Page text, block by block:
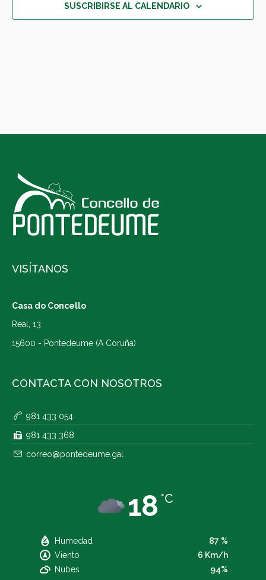
SUSCRIBIRSE AL CALENDARIO
VISÍTANOS
Casa do Concello
Real, 13
15600 - Pontedeume (A Coruña)
CONTACTA CON NOSOTROS
981 433 054
981 433 368
correo@pontedeume.gal
18 °C
Humedad
87 %
Viento
6 Km/h
Nubes
94%